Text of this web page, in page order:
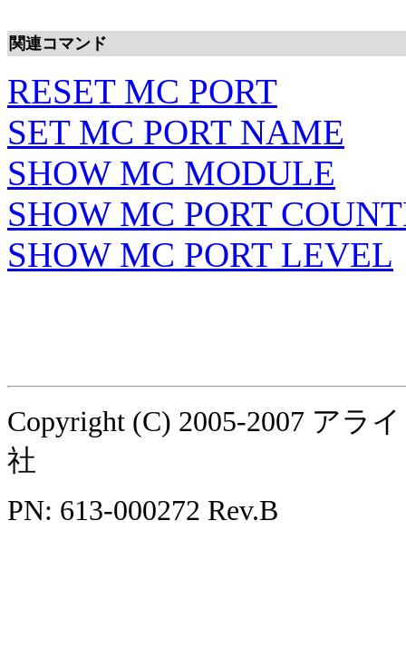
関連コマンド
RESET MC PORT
SET MC PORT NAME
SHOW MC MODULE
SHOW MC PORT
SHOW MC PORT LEVEL
Copyright (C) 2005-2007 アラ
社
PN: 613-000272 Rev.B